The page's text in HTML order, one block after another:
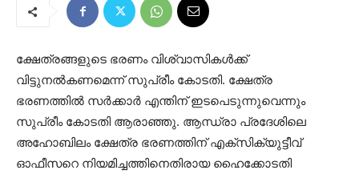
ക്ഷേത്രങ്ങളുടെ ഭരണം വിശ്വാസികൾക്ക്
വിട്ടുനൽകണമെന്ന് സുപ്രീം കോടതി. ക്ഷേത്ര
ഭരണത്തിൽ സർക്കാർ എന്തിന് ഇടപെടുന്നുവെന്നും
സുപ്രീം കോടതി ആരാഞ്ഞു. ആന്ധ്രാ പ്രദേശിലെ
അഹോബിലം ക്ഷേത്ര ഭരണത്തിന് എക്സിക്യുട്ടീവ്
ഓഫീസറെ നിയമിച്ചത്തിനെതിരായ ഹൈക്കോടതി